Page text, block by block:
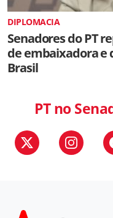
DIPLOMACIA
Senadores do PT
de embaixadora e
Brasil
PT no